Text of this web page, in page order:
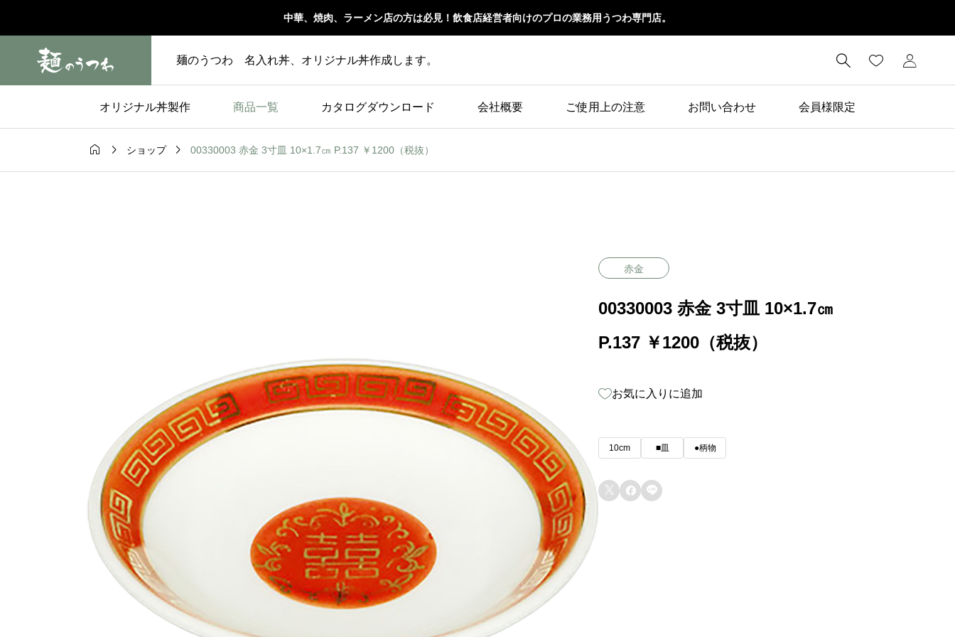
中華、焼肉、ラーメン店の方は必見！飲食店経営者向けのプロの業務用うつわ専門店。
麺のうつわ 名入れ丼、オリジナル丼作成します。 
オリジナル丼製作 商品一覧 カタログダウンロード 会社概要 ご使用上の注意 お問い合わせ 会員様限定
  ショップ  00330003 赤金 3寸皿 10×1.7㎝ P.137 ￥1200（税抜）
赤金
00330003 赤金 3寸皿 10×1.7㎝
P.137 ￥1200（税抜）
お気に入りに追加
10cm ■皿 ●柄物
  